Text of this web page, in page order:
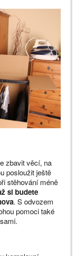
zbavit věcí, na
posloužit ještě
stěhování méně
si budete
. S odvozem
pomoci také